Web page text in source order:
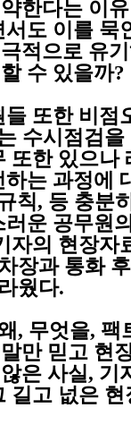
한다는 이
도 이를 묵
적으로 유
수 있을까?
또한 비점
수시점검을
또한 있으나
는 과정에
칙, 등 충분
운 공무원
자의 현장자
장과 통화
웠다.
, 무엇을, 팩
만 믿고 현
은 사실, 기
길고 넚은